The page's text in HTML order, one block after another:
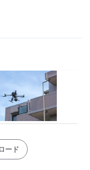
ード